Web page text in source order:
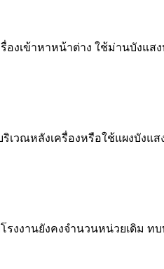
องเข้าหาหน้าต่าง ใช้ม่านบังแ
ณหลังเครื่องหรือใช้แผงบังแส
งานยังคงจำนวนหน่วยเดิม ท